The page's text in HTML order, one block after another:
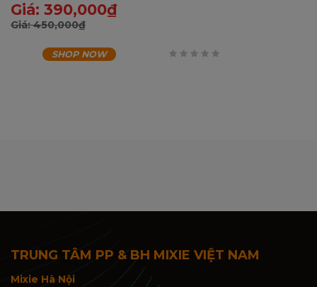
Giá: 390,000₫
Giá:450,000₫
SHOP NOW
TRUNG TÂM PP & BH MIXIE VIỆT NAM
Mixie Hà Nội